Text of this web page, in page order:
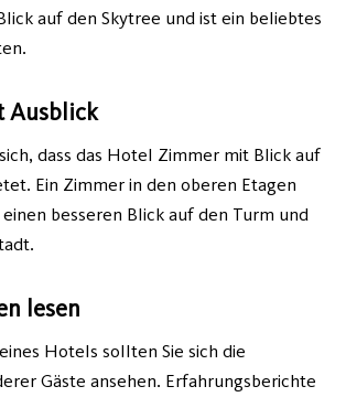
auf den Skytree und ist ein beliebtes
Ausblick
dass das Hotel Zimmer mit Blick auf
Ein Zimmer in den oberen Etagen
besseren Blick auf den Turm und
lesen
Hotels sollten Sie sich die
Gäste ansehen. Erfahrungsberichte